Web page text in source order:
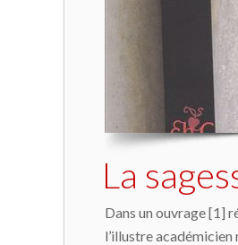
La
Dans un ouvrage [1]
l’illustre